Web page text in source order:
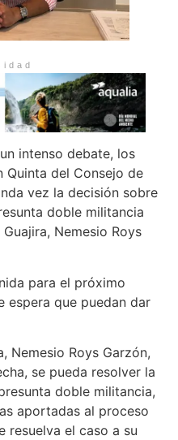
intenso debate, los
Quinta del Consejo de
vez la decisión sobre
doble militancia
Nemesio Roys
para el próximo
espera que puedan dar
Nemesio Roys Garzón,
se pueda resolver la
doble militancia,
aportadas al proceso
resuelva el caso a su